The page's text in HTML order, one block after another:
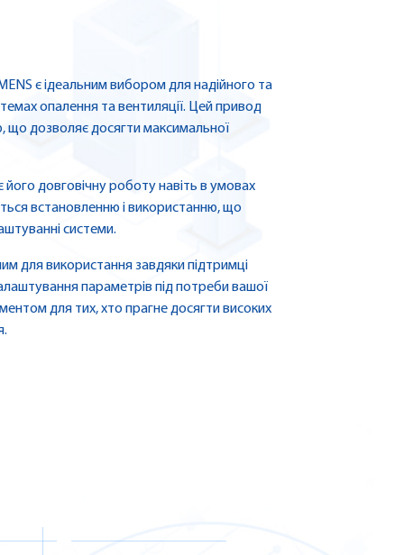
є ідеальним вибором для надійного та
опалення та вентиляції. Цей привод
що дозволяє досягти максимальної
довговічну роботу навіть в умовах
встановленню і використанню, що
системи.
для використання завдяки підтримці
параметрів під потреби вашої
для тих, хто прагне досягти високих